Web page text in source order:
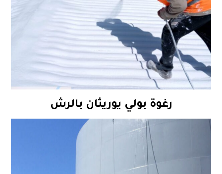
رغوة بولي يوريثان بالرش